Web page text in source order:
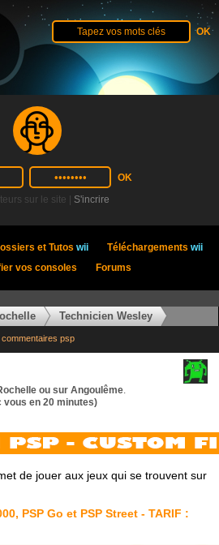
sur le site | S'incrire
et Tutos wii Téléchargements wii
vos consoles
Forums
Technicien Wesley
commentaires psp
ou sur Angoulême.
en 20 minutes)
de jouer aux jeux qui se trouvent sur
PSP Go et PSP Street - TARIF :